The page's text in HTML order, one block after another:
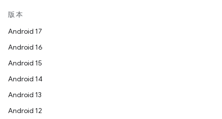
版本
Android 17
Android 16
Android 15
Android 14
Android 13
Android 12